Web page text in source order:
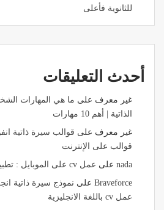
للثانوية فأعلى
أحدث التعليقات
غير معرف على ما هي المهارات
الذاتية | أهم 10 مهارات
غير معرف على
قوالب على الإنترنت
nada على عمل cv على الموبايل : تطبيق خرافي ومجاني
Braveforce على نموذج سيرة ذاتية
عمل cv باللغة الانجليزية